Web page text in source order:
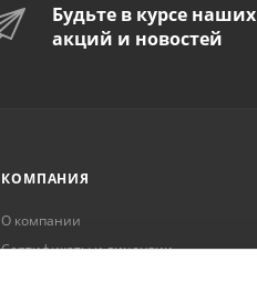
Будьте в курсе наших
акций и новостей
КОМПАНИЯ
О компании
Сертификаты и лицензии